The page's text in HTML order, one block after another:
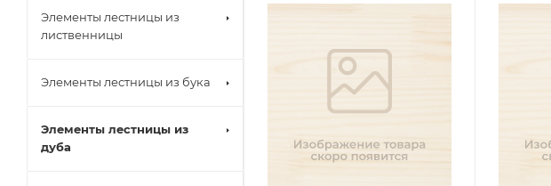
Элементы лестницы из
лиственницы
Элементы лестницы из бука
Элементы лестницы из
дуба